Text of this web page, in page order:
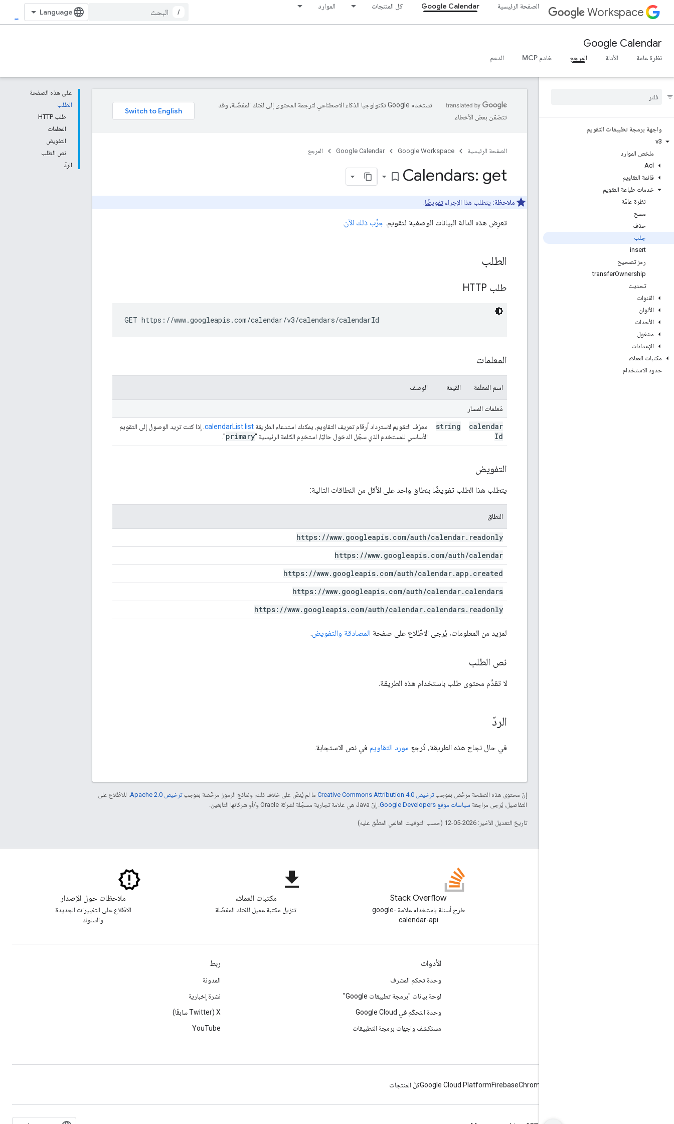
Workspace الصفحة الرئيسية Google Calendar كل المنتجات الموارد
/
Google Calendar
نظرة عامة الأدلة المرجع خادم MCP الدعم
واجهة برمجة تطبيقات التقويم
v3
ملخص الموارد
Acl
قائمة التقاويم
خدمات طباعة التقويم
نظرة عامّة
مسح
حذف
جلب
insert
رمز تصحيح
transferOwnership
تحديث
القنوات
الألوان
الأحداث
مشغول
الإعدادات
مكتبات العملاء
حدود الاستخدام
على هذه الصفحة
الطلب
طلب HTTP
المعلمات
التفويض
نص الطلب
الردّ
تستخدم Google تكنولوجيا الذكاء الاصطناعي لترجمة المحتوى إلى لغتك المفضّلة، وقد
تتضمّن بعض الأخطاء.
الصفحة الرئيسية Google Workspace
Google Calendar المرجع
Calendars: get
bookmark_border
ملاحظة: يتطلب هذا الإجراء تفويضًا
تعرِض هذه الدالة البيانات الوصفية لتقويم. جرِّب ذلك الآن.
الطلب
طلب HTTP
GET https://www.googleapis.com/calendar/v3/calendars/calendarId
المعلمات
اسم المعلَمة القيمة الوصف
مَعلمات المسار
calendar
Id
string معرّف التقويم لاسترداد أرقام تعريف التقاويم، يمكنك استدعاء الطريقة calendarList.list . إذا كنت تريد الوصول إلى التقويم
الأساسي للمستخدم الذي سجّل الدخول حاليًا، استخدِم الكلمة الرئيسية "primary
".
التفويض
يتطلب هذا الطلب تفويضًا بنطاق واحد على الأقل من النطاقات التالية:
النطاق
https: //www. googleapis. com/auth/calendar. readonly
https: //www. googleapis. com/auth/calendar
https: //www. googleapis. com/auth/calendar.app . created
https: //www. googleapis. com/auth/calendar. calendars
https: //www. googleapis. com/auth/calendar. calendars. readonly
لمزيد من المعلومات، يُرجى الاطّلاع على صفحة المصادقة والتفويض.
نص الطلب
لا تقدِّم محتوى طلب باستخدام هذه الطريقة.
الردّ
في حال نجاح هذه الطريقة، تُرجع مورد التقاويم في نص الاستجابة.
إنّ محتوى هذه الصفحة مرخّص بموجبترخيص Creative Commons Attribution 4.0‏ ما لم يُنصّ على خلاف ذلك، ونماذج الرموز مرخّصة بموجبترخيص Apache 2.0‏
. للاطّلاع على
التفاصيل، يُرجى مراجعة سياسات موقع Google Developers‏ . إنّ Java هي علامة تجارية مسجَّلة لشركة Oracle و/أو شركائها التابعين.
تاريخ التعديل الأخير: 2026-05-12 (حسب التوقيت العالمي المتفَّق عليه)
Stack Overflow
طرح أسئلة باستخدام علامة google-
calendar-api
file_download
مكتبات العملاء
تنزيل مكتبة عميل للغتك المفضّلة
ملاحظات حول الإصدار
الاطّلاع على التغييرات الجديدة
والسلوك
الأدوات
وحدة تحكم المشرف
لوحة بيانات "برمجة تطبيقات Google"
وحدة التحكّم في Google Cloud
مستكشف واجهات برمجة التطبيقات
ربط
المدونة
نشرة إخبارية
‫X ‏(Twitter سابقًا)
YouTube
Chrome
Firebase
Google Cloud Platformكلّ المنتجات